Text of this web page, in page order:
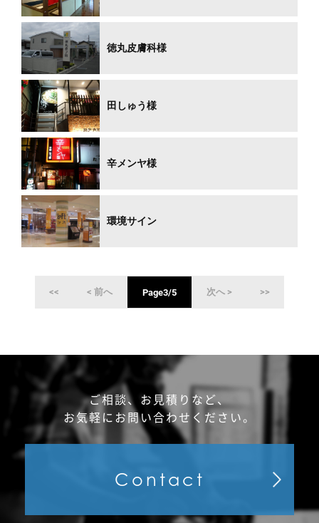
徳丸皮膚科様
田しゅう様
辛メンヤ様
環境サイン
Page3/5
<< < 前へ 次へ > >>
ご相談、お見積りなど、
お気軽にお問い合わせください。
Contact